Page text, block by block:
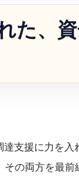
た、
支援に力を入
の両方を最前